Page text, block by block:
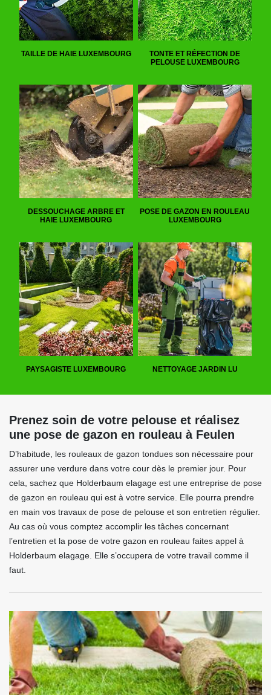
TAILLE DE HAIE LUXEMBOURG
TONTE ET RÉFECTION DE
PELOUSE LUXEMBOURG
DESSOUCHAGE ARBRE ET
HAIE LUXEMBOURG
POSE DE GAZON EN ROULEAU
LUXEMBOURG
PAYSAGISTE LUXEMBOURG NETTOYAGE JARDIN LU
Prenez soin de votre pelouse et réalisez
une pose de gazon en rouleau à Feulen
D’habitude, les rouleaux de gazon tondues son nécessaire pour
assurer une verdure dans votre cour dès le premier jour. Pour
cela, sachez que Holderbaum elagage est une entreprise de pose
de gazon en rouleau qui est à votre service. Elle pourra prendre
en main vos travaux de pose de pelouse et son entretien régulier.
Au cas où vous comptez accomplir les tâches concernant
l’entretien et la pose de votre gazon en rouleau faites appel à
Holderbaum elagage. Elle s’occupera de votre travail comme il
faut.